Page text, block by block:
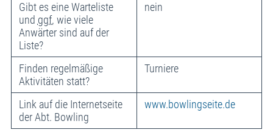
Gibt es eine Warteliste
und ggf. wie viele
Anwärter sind auf der
Liste?
nein
Finden regelmäßige
Aktivitäten statt?
Turniere
Link auf die Internetseite
der Abt. Bowling
www.bowlingseite.de